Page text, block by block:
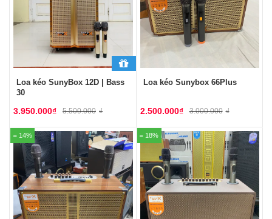
Loa kéo SunyBox 12D | Bass
30
5.500.000 ₫
3.950.000₫
Loa kéo Sunybox 66Plus
3.000.000 ₫
2.500.000₫
14% 18%